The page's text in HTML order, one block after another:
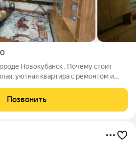
Новокубанск . Почему стоит
уютная квартира с ремонтом и
Позвонить